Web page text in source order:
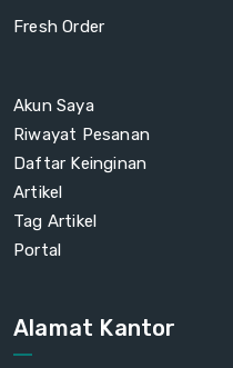
Fresh Order
Akun Saya
Riwayat Pesanan
Daftar Keinginan
Artikel
Tag Artikel
Portal
Alamat Kantor